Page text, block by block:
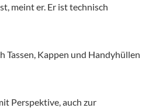
meint er. Er ist technisch
Tassen, Kappen und Handyhüllen
Perspektive, auch zur